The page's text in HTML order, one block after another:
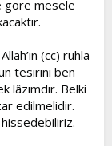
göre mesele
tesirini ben
lâzımdır. Belki
edilmelidir.